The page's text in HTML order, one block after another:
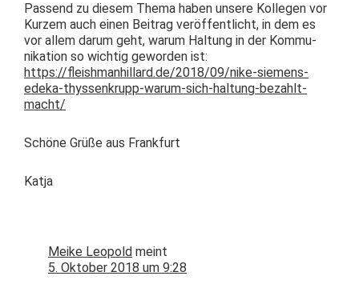
Passend zu diesem The­ma haben unsere Kol­le­gen vor
Kurzem auch einen Beitrag veröf­fentlicht, in dem es
vor allem darum geht, warum Hal­tung in der Kom­mu­
nika­tion so wichtig gewor­den ist:
https://fleishmanhillard.de/2018/09/nike-siemens-
edeka-thyssenkrupp-warum-sich-haltung-bezahlt-
macht/
Schöne Grüße aus Frankfurt
Kat­ja
Meike Leopold meint
5. Oktober 2018 um 9:28